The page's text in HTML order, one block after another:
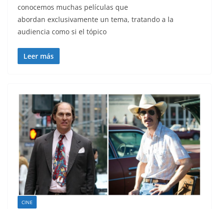
conocemos muchas películas que
abordan exclusivamente un tema, tratando a la
audiencia como si el tópico
Leer más
CINE